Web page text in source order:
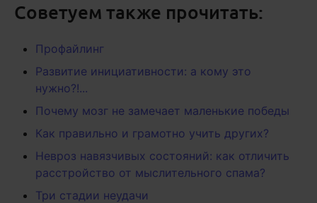
Советуем также прочитать:
Профайлинг
Развитие инициативности: а кому это
нужно?!...
Почему мозг не замечает маленькие победы
Как правильно и грамотно учить других?
Невроз навязчивых состояний: как отличить
расстройство от мыслительного спама?
Три стадии неудачи